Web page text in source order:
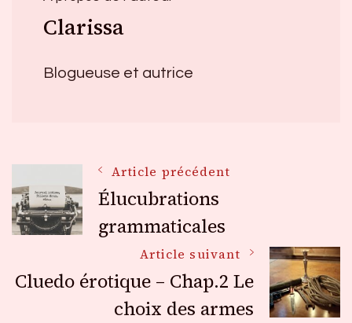
Clarissa
Blogueuse et autrice
Navigation
des
articles
Article précédent
Élucubrations
grammaticales
Article suivant
Cluedo érotique – Chap.2 Le
choix des armes